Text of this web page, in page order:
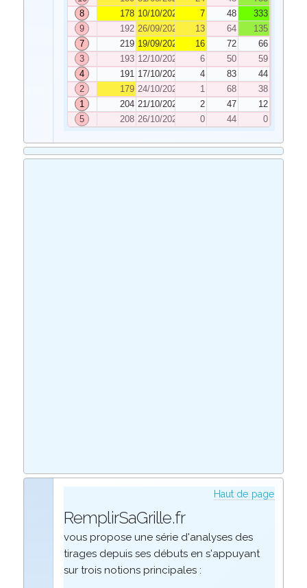
8
178 10/10/2020 7 48
333
9
192 26/09/2020 13 64
135
7
219 19/09/2020 16 72
66
3
193 12/10/2020 6 50
59
4
191 17/10/2020 4 83
44
2
179 24/10/2020 1 68
38
1
204 21/10/2020 2 47
12
5
208 26/10/2020 0 44 0
Haut de page
RemplirSaGrille.fr
vous propose une série d'analyses des
tirages depuis ses débuts en s'appuyant
sur trois notions principales :